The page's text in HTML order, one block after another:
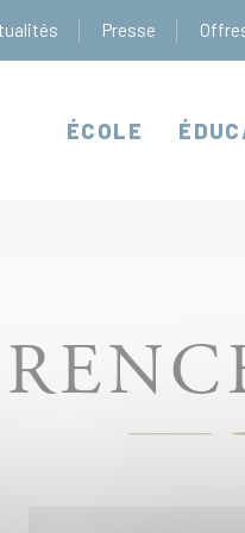
Presse
ÉCOLE